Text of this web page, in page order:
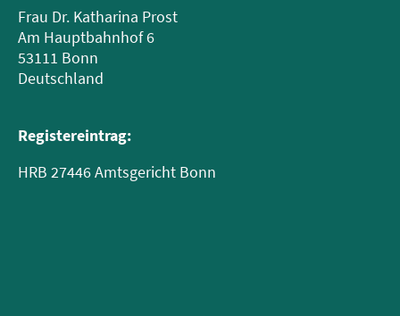
Frau Dr. Katharina Prost
Am Hauptbahnhof 6
53111 Bonn
Deutschland
Registereintrag:
HRB 27446 Amtsgericht Bonn